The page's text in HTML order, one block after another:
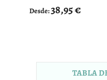
Desde:38,95€
TABLA